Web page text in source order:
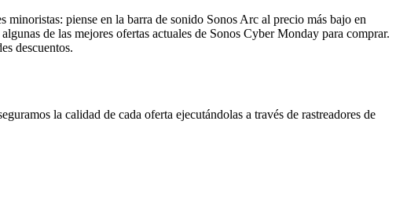
piense en la barra de sonido Sonos Arc al precio más bajo en
de las mejores ofertas actuales de Sonos Cyber ​​​​Monday para comprar.
descuentos.
la calidad de cada oferta ejecutándolas a través de rastreadores de